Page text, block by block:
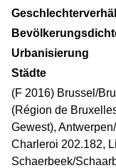
Urbanisierung
Städte
(F 2016) Brussel/
(Région de
Gewest),
Charleroi 202.182,
Schaerbeek/